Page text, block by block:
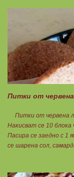
Питки от
Питки от червена
Накисват се 10 блока
Пасира се заедно с 1
се шарена сол,
влажни ръце се